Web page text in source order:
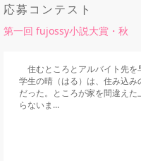
応募コンテスト
第一回 fujossy小説大賞・秋
住むところとアルバイト先を
学生の晴（はる）は、住み込
だった。ところが家を間違え
らないま...